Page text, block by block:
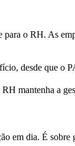
o RH. As
desde que
mantenha a
em dia. É